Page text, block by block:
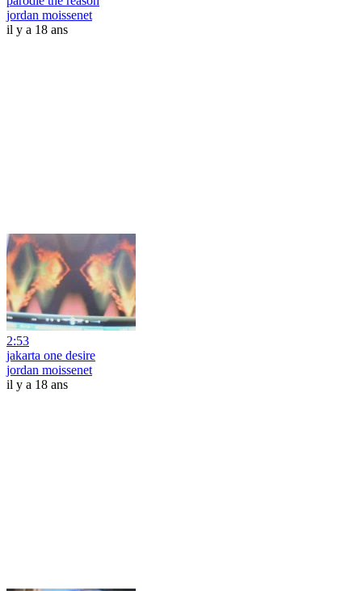
jordan moissenet
il y a 18 ans
2:53
jakarta one desire
jordan moissenet
il y a 18 ans